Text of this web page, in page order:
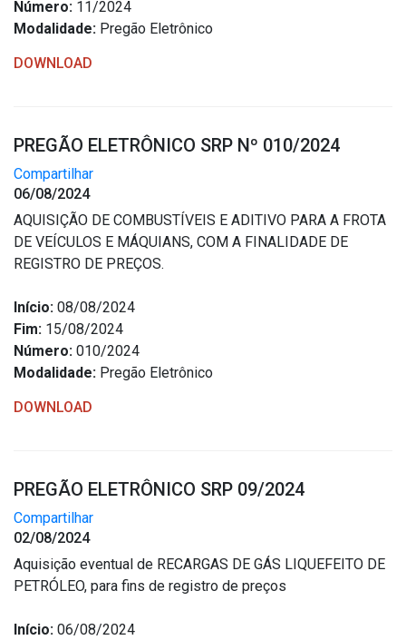
Número: 11/2024
Modalidade: Pregão Eletrônico
DOWNLOAD
PREGÃO ELETRÔNICO SRP Nº 010/2024
Compartilhar
06/08/2024
AQUISIÇÃO DE COMBUSTÍVEIS E ADITIVO PARA A FROTA
DE VEÍCULOS E MÁQUIANS, COM A FINALIDADE DE
REGISTRO DE PREÇOS.
Início: 08/08/2024
Fim: 15/08/2024
Número: 010/2024
Modalidade: Pregão Eletrônico
DOWNLOAD
PREGÃO ELETRÔNICO SRP 09/2024
Compartilhar
02/08/2024
Aquisição eventual de RECARGAS DE GÁS LIQUEFEITO DE
PETRÓLEO, para fins de registro de preços
Início: 06/08/2024